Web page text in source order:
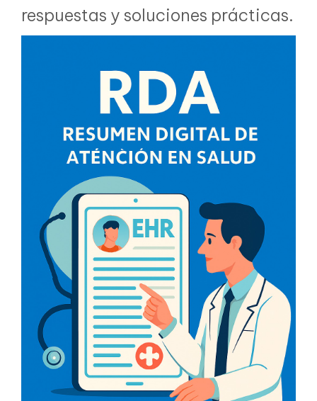
respuestas y soluciones prácticas.